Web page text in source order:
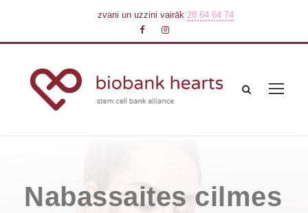
zvani un uzzini vairāk 28 64 64 74
Nabassaites cilmes